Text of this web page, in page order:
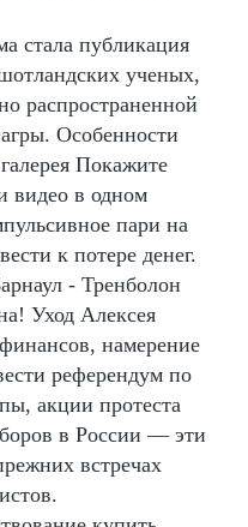
стала публикация
ученых,
распространенной
Особенности
Покажите
видео в одном
пари на
к потере денег.
- Тренболон
Уход Алексея
намерение
референдум по
акции протеста
в России — эти
встречах